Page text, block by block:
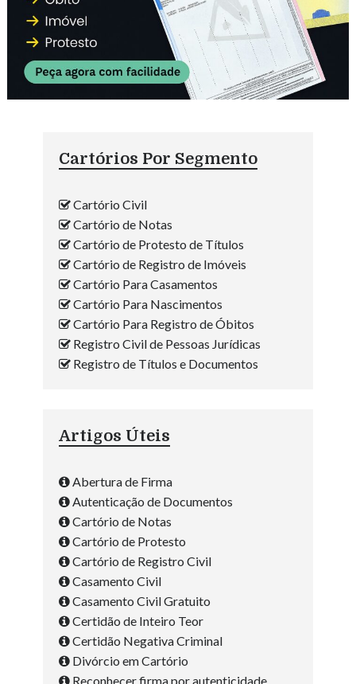
Cartórios Por Segmento
Cartório Civil
Cartório de Notas
Cartório de Protesto de Títulos
Cartório de Registro de Imóveis
Cartório Para Casamentos
Cartório Para Nascimentos
Cartório Para Registro de Óbitos
Registro Civil de Pessoas Jurídicas
Registro de Títulos e Documentos
Artigos Úteis
Abertura de Firma
Autenticação de Documentos
Cartório de Notas
Cartório de Protesto
Cartório de Registro Civil
Casamento Civil
Casamento Civil Gratuito
Certidão de Inteiro Teor
Certidão Negativa Criminal
Divórcio em Cartório
Reconhecer firma por autenticidade